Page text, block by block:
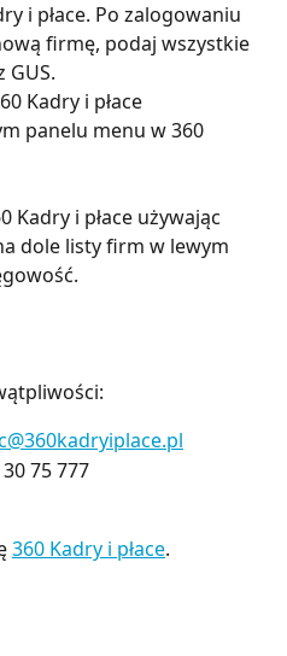
i płace. Po zalogowaniu
firmę, podaj wszystkie
GUS.
Kadry i płace
panelu menu w 360
Kadry i płace używając
dole listy firm w lewym
75 777
360 Kadry i płace.